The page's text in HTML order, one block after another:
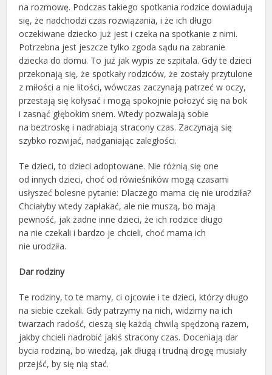
na rozmowę. Podczas takiego spotkania rodzice dowiadują
się, że nadchodzi czas rozwiązania, i że ich długo
oczekiwane dziecko już jest i czeka na spotkanie z nimi.
Potrzebna jest jeszcze tylko zgoda sądu na zabranie
dziecka do domu. To już jak wypis ze szpitala. Gdy te dzieci
przekonają się, że spotkały rodziców, że zostały przytulone
z miłości a nie litości, wówczas zaczynają patrzeć w oczy,
przestają się kołysać i mogą spokojnie położyć się na bok
i zasnąć głębokim snem. Wtedy pozwalają sobie
na beztroskę i nadrabiają stracony czas. Zaczynają się
szybko rozwijać, nadganiając zaległości.
Te dzieci, to dzieci adoptowane. Nie różnią się one
od innych dzieci, choć od rówieśników mogą czasami
usłyszeć bolesne pytanie: Dlaczego mama cię nie urodziła?
Chciałyby wtedy zapłakać, ale nie muszą, bo mają
pewność, jak żadne inne dzieci, że ich rodzice długo
na nie czekali i bardzo je chcieli, choć mama ich
nie urodziła.
Dar rodziny
Te rodziny, to te mamy, ci ojcowie i te dzieci, którzy długo
na siebie czekali. Gdy patrzymy na nich, widzimy na ich
twarzach radość, cieszą się każdą chwilą spędzoną razem,
jakby chcieli nadrobić jakiś stracony czas. Doceniają dar
bycia rodziną, bo wiedzą, jak długą i trudną drogę musiały
przejść, by się nią stać.